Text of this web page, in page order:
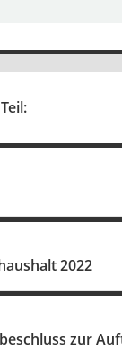
2022
zur